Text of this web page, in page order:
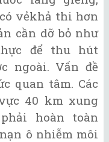
vẻkhả thi hơn
cần dỡ bỏ như
để thu hút
ngoài. Vấn đề
quan tâm. Các
40 km xung
hoàn toàn
ô nhiễm môi